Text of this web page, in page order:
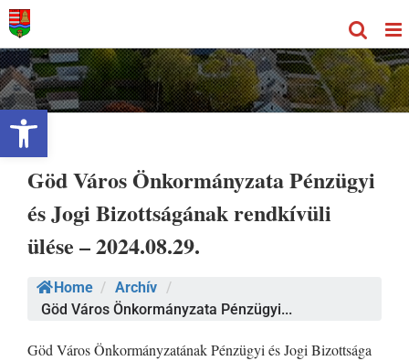
Eszköztár megnyitása
Kihagyás
Göd Város Önkormányzata Pénzügyi
és Jogi Bizottságának rendkívüli
ülése – 2024.08.29.
Home / Archív /
Göd Város Önkormányzata Pénzügyi...
Göd Város Önkormányzatának Pénzügyi és Jogi Bizottsága